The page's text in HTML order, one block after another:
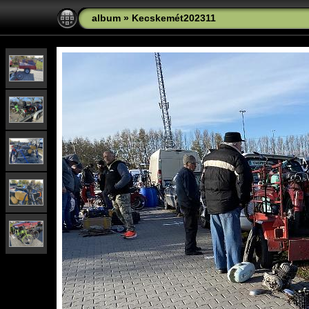
album » Kecskemét202311